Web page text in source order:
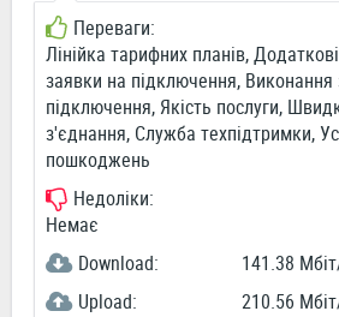
Переваги:
Лінійка тарифних планів,
заявки на підключення, Виконання
підключення, Якість послуги,
з'єднання, Служба техпідтримки,
пошкоджень
Недоліки:
Немає
Download:
141.38
Upload:
210.56